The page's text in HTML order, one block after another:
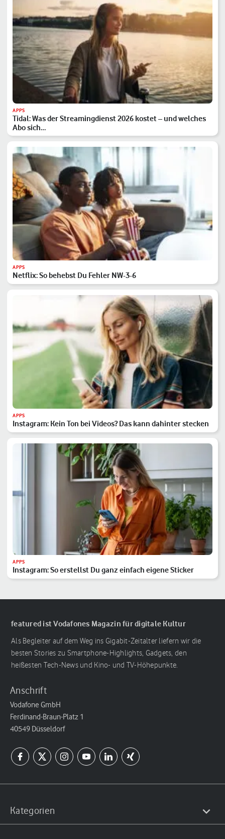
APPS
Tidal: Was der Streamingdienst 2026 kostet – und welches
Abo sich…
APPS
Netflix: So behebst Du Fehler NW-3-6
APPS
Instagram: Kein Ton bei Videos? Das kann dahinter stecken
APPS
Instagram: So erstellst Du ganz einfach eigene Sticker
featured ist Vodafones Magazin für digitale Kultur
Als Begleiter auf dem Weg ins Gigabit-Zeitalter liefern wir die
besten Stories zu Smartphone-Highlights, Gadgets, den
heißesten Tech-News und Kino- und TV-Höhepunkte.
Anschrift
Vodafone GmbH
Ferdinand-Braun-Platz 1
40549 Düsseldorf
Kategorien